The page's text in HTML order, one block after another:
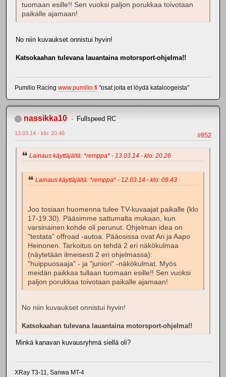
tuomaan esille!! Sen vuoksi paljon porukkaa toivotaan
paikalle ajamaan!
No niin kuvaukset onnistui hyvin!
Katsokaahan tulevana lauantaina motorsport-ohjelma!!
Pumilio Racing www.pumilio.fi "osat joita et löydä kataloogeista"
nassikka10 Fullspeed RC
#852
13.03.14 - klo: 20.46
Lainaus käyttäjältä: *remppa* - 13.03.14 - klo: 20.26
Lainaus käyttäjältä: *remppa* - 12.03.14 - klo: 09.43
Joo tosiaan huomenna tulee TV-kuvaajat paikalle (klo
17-19.30). Pääsimme sattumalta mukaan, kun
varsinainen kohde oli perunut. Ohjelman idea on
"testata" offroad -autoa. Pääosissa ovat Ari ja Aapo
Heinonen. Tarkoitus on tehdä 2 eri näkökulmaa
(näytetään ilmeisesti 2 eri ohjelmassa):
"huippuosaaja" - ja "juniori" -näkökulmat. Myös
meidän paikkaa tullaan tuomaan esille!! Sen vuoksi
paljon porukkaa toivotaan paikalle ajamaan!
No niin kuvaukset onnistui hyvin!
Katsokaahan tulevana lauantaina motorsport-ohjelma!!
Minkä kanavan kuvausryhmä siellä oli?
XRay T3-11, Sanwa MT-4